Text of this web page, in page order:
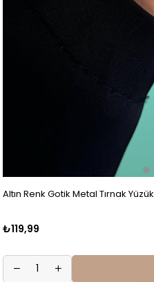
Altın Renk Gotik Metal Tırnak Yüzük
₺119,99